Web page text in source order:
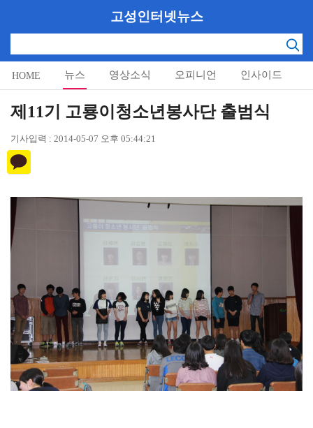
고성인터넷뉴스
HOME 뉴스 영상소식 오피니언 인사이드
알림마당
제11기 고룡이청소년봉사단 출범식
기사입력 : 2014-05-07 오후 05:44:21